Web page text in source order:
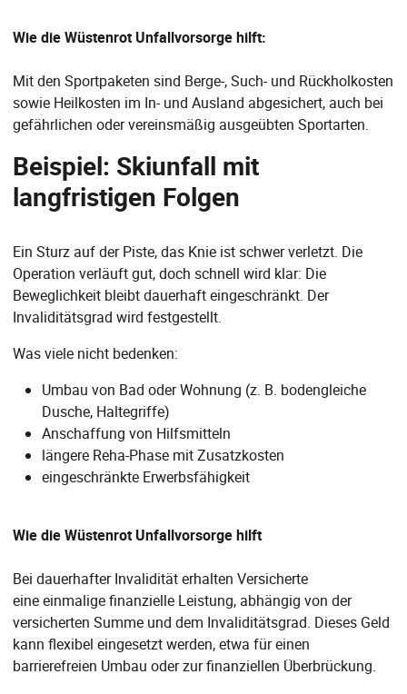
Wie die Wüstenrot Unfallvorsorge hilft:
Mit den Sportpaketen sind Berge-, Such- und Rückholkosten
sowie Heilkosten im In- und Ausland abgesichert, auch bei
gefährlichen oder vereinsmäßig ausgeübten Sportarten.
Beispiel: Skiunfall mit
langfristigen Folgen
Ein Sturz auf der Piste, das Knie ist schwer verletzt. Die
Operation verläuft gut, doch schnell wird klar: Die
Beweglichkeit bleibt dauerhaft eingeschränkt. Der
Invaliditätsgrad wird festgestellt.
Was viele nicht bedenken:
Umbau von Bad oder Wohnung (z. B. bodengleiche
Dusche, Haltegriffe)
Anschaffung von Hilfsmitteln
längere Reha-Phase mit Zusatzkosten
eingeschränkte Erwerbsfähigkeit
Wie die Wüstenrot Unfallvorsorge hilft
Bei dauerhafter Invalidität erhalten Versicherte
eine einmalige finanzielle Leistung, abhängig von der
versicherten Summe und dem Invaliditätsgrad. Dieses Geld
kann flexibel eingesetzt werden, etwa für einen
barrierefreien Umbau oder zur finanziellen Überbrückung.